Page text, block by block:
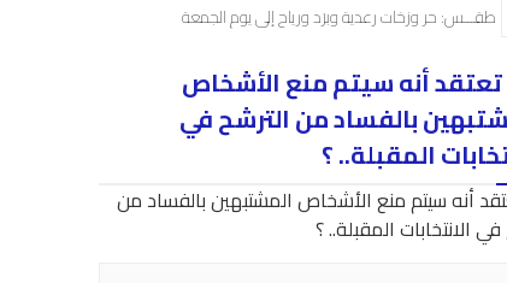
طقـــس: حر وزخات رعدية وبرَد ورياح إلى يوم الجمعة
أنه سيتم منع الأشخاص
بالفساد من الترشح في
المقبلة.. ؟
أنه سيتم منع الأشخاص المشتبهين بالفساد من
الانتخابات المقبلة.. ؟